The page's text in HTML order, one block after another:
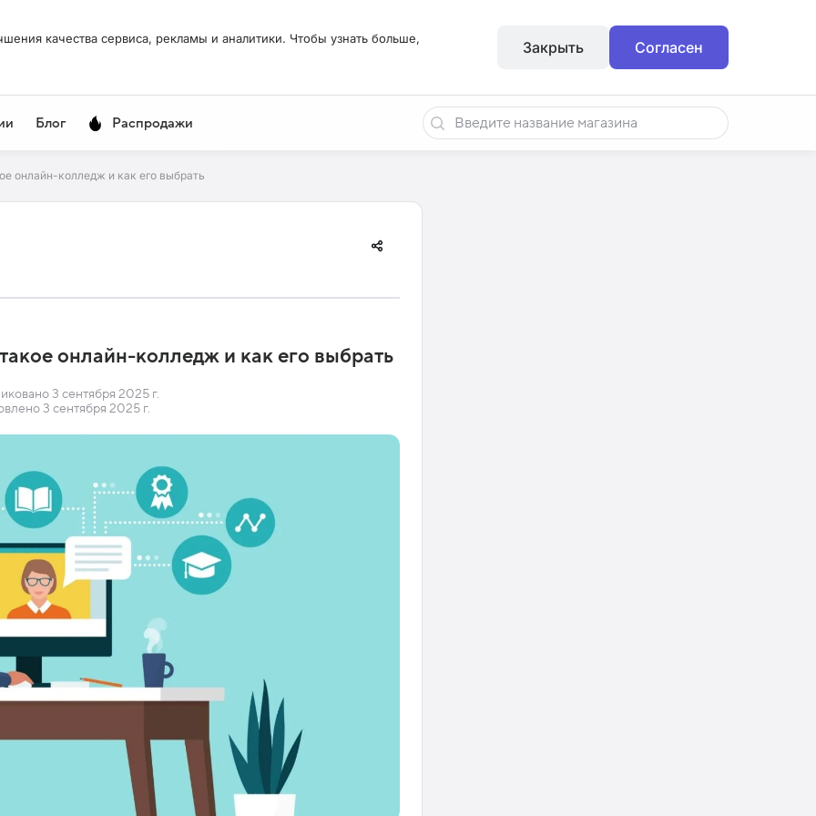
качества сервиса, рекламы и аналитики. Чтобы узнать больше, Закрыть Согласен
Блог Распродажи
онлайн-колледж и как его выбрать
онлайн-колледж и как его выбрать
3 сентября 2025 г.
3 сентября 2025 г.